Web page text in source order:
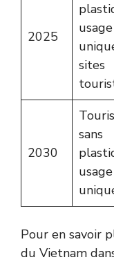
2025
usage
sites
2030
sans
usage
Pour en savoir
du Vietnam